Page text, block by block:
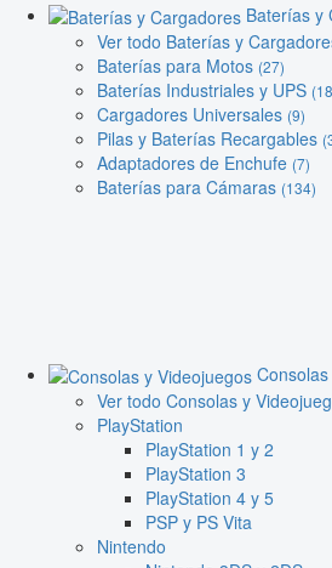
Baterías y
Ver todo Baterías y
Baterías para Motos (27)
Baterías Industriales y UPS
Cargadores Universales (9)
Pilas y Baterías Recargables
Adaptadores de Enchufe (7)
Baterías para Cámaras (134)
Ver todo Consolas y
PlayStation
PlayStation 1 y 2
PlayStation 3
PlayStation 4 y 5
PSP y PS Vita
Nintendo